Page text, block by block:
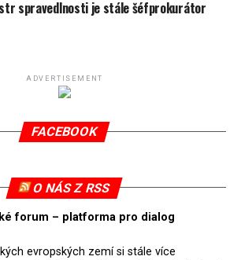
těžby hnědého uhlí pro
se stížnostmi českých samospráv
soudkyně Rosario Silva de Lapureta
nevyhověla, proto na žádost
případ z důvodu uzavření dohody
o odstranění příčin sporu o
spravedlnosti je stále šéfprokurátor
ADVERTISEMENT
FACEBOOK
O NÁS Z RSS
forum – platforma pro dialog
evropských zemí si stále více